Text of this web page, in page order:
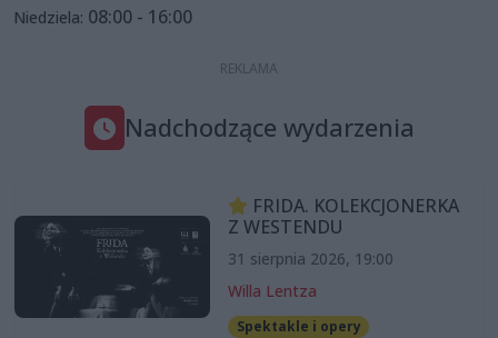
Niedziela: 08:00 - 16:00
Nadchodzące wydarzenia
FRIDA. KOLEKCJONERKA
Z WESTENDU
31 sierpnia 2026, 19:00
Willa Lentza
Spektakle i opery